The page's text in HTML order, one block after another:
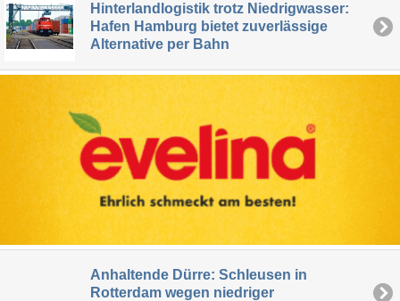
Hinterlandlogistik trotz Niedrigwasser:
Hafen Hamburg bietet zuverlässige
Alternative per Bahn
Anhaltende Dürre: Schleusen in
Rotterdam wegen niedriger